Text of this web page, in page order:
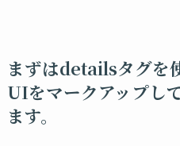
まずはdetailsタグを
UIをマークアップし
ます。